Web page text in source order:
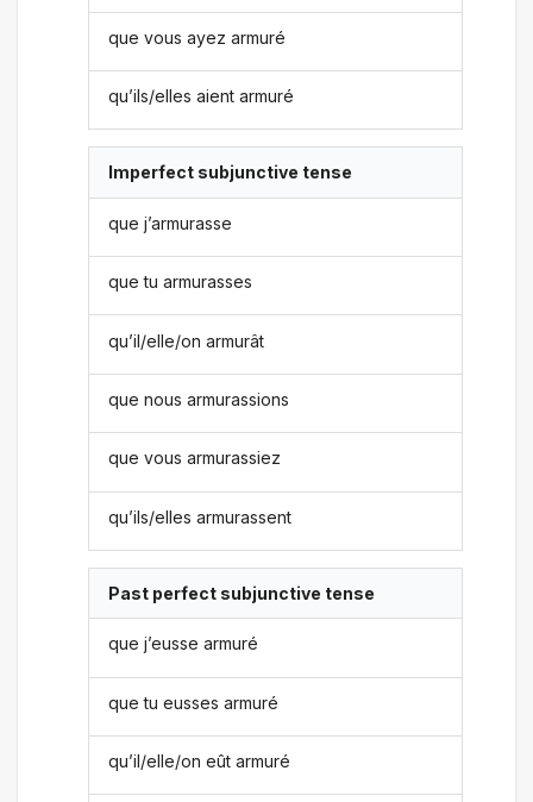
que vous ayez armuré
qu’ils/elles aient armuré
Imperfect subjunctive tense
que j’armurasse
que tu armurasses
qu’il/elle/on armurât
que nous armurassions
que vous armurassiez
qu’ils/elles armurassent
Past perfect subjunctive tense
que j’eusse armuré
que tu eusses armuré
qu’il/elle/on eût armuré